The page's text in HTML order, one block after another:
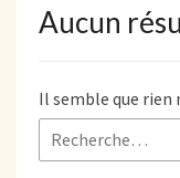
Aucun
Aucun
Il semble que rien
Rechercher :